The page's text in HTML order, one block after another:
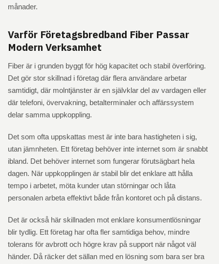
månader.
Varför Företagsbredband Fiber Passar
Modern Verksamhet
Fiber är i grunden byggt för hög kapacitet och stabil överföring.
Det gör stor skillnad i företag där flera användare arbetar
samtidigt, där molntjänster är en självklar del av vardagen eller
där telefoni, övervakning, betalterminaler och affärssystem
delar samma uppkoppling.
Det som ofta uppskattas mest är inte bara hastigheten i sig,
utan jämnheten. Ett företag behöver inte internet som är snabbt
ibland. Det behöver internet som fungerar förutsägbart hela
dagen. När uppkopplingen är stabil blir det enklare att hålla
tempo i arbetet, möta kunder utan störningar och låta
personalen arbeta effektivt både från kontoret och på distans.
Det är också här skillnaden mot enklare konsumentlösningar
blir tydlig. Ett företag har ofta fler samtidiga behov, mindre
tolerans för avbrott och högre krav på support när något väl
händer. Då räcker det sällan med en lösning som bara ser bra